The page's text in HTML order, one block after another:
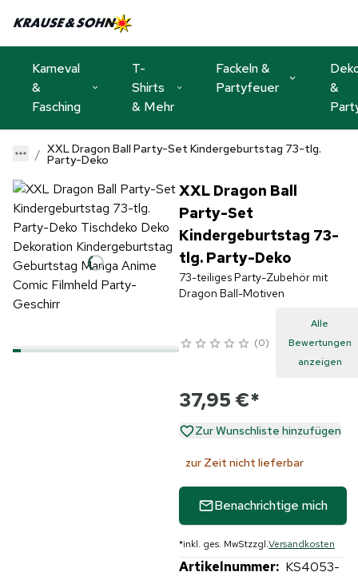
Karneval
&
Fasching
T-
Shirts
& Mehr
Fackeln &
Partyfeuer
&
XXL Dragon Ball Party-Set Kindergeburtstag 73-tlg.
Party-Deko
XXL Dragon Ball
Party-Set
Kindergeburtstag 73-
tlg. Party-Deko
73-teiliges Party-Zubehör mit
Dragon Ball-Motiven
0
Alle
Bewertungen
anzeigen
37,95 €*
Zur Wunschliste hinzufügen
zur Zeit nicht lieferbar
Benachrichtige mich
*inkl. ges. MwStzzgl.Versandkosten
Artikelnummer: KS4053-